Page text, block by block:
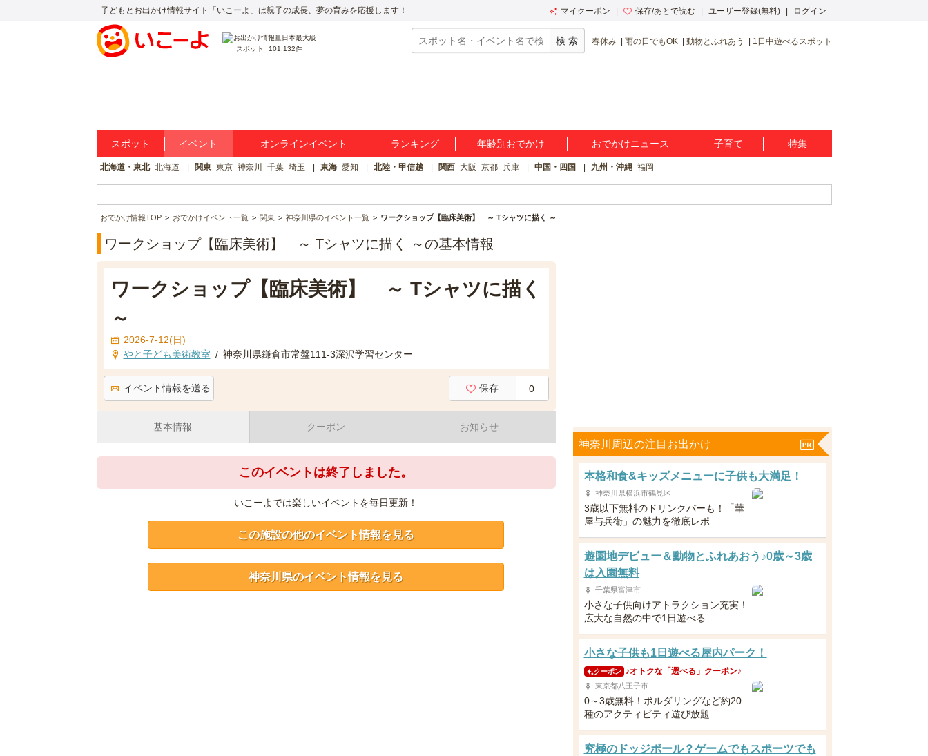
子どもとお出かけ情報サイト「いこーよ」は親子の成長、夢の育みを応援します！ マイクーポン 保存/あとで読む ユーザー登録(無料) ログイン
スポット 101,132件
春休み 雨の日でもOK 動物とふれあう 1日中遊べるスポット
スポット イベント オンラインイベント ランキング 年齢別おでかけ おでかけニュース 子育て 特集
北海道・東北 北海道 関東 東京 神奈川 千葉 埼玉 東海 愛知 北陸・甲信越 関西 大阪 京都 兵庫 中国・四国 九州・沖縄 福岡
おでかけ情報TOP おでかけイベント一覧 関東 神奈川県のイベント一覧 ワークショップ【臨床美術】 ～ Tシャツに描く ～
ワークショップ【臨床美術】 ～ Tシャツに描く ～の基本情報
ワークショップ【臨床美術】 ～ Tシャツに描く
～
2026-7-12(日)
やと子ども美術教室 / 神奈川県鎌倉市常盤111-3深沢学習センター
イベント情報を送る 保存 0
基本情報 クーポン お知らせ
このイベントは終了しました。
いこーよでは楽しいイベントを毎日更新！
この施設の他のイベント情報を見る
神奈川県のイベント情報を見る
神奈川周辺の注目お出かけ
本格和食&キッズメニューに子供も大満足！
神奈川県横浜市鶴見区
3歳以下無料のドリンクバーも！「華
屋与兵衛」の魅力を徹底レポ
遊園地デビュー＆動物とふれあおう♪0歳～3歳
は入園無料
千葉県富津市
小さな子供向けアトラクション充実！
広大な自然の中で1日遊べる
小さな子供も1日遊べる屋内パーク！
クーポン ♪オトクな「選べる」クーポン♪
東京都八王子市
0～3歳無料！ボルダリングなど約20
種のアクティビティ遊び放題
究極のドッジボール？ゲームでもスポーツでも